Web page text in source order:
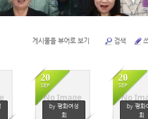
게시물을 뷰어로 보기 검색
No Image
20
SEP
by 평화여성
회
1012 No
20
SEP
by 평화
회